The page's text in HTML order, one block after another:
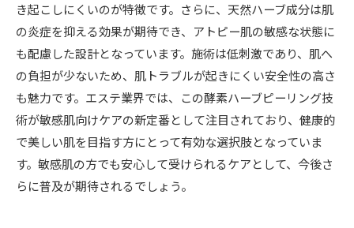
き起こしにくいのが特徴です。さらに、天然ハーブ成分は肌
の炎症を抑える効果が期待でき、アトピー肌の敏感な状態に
も配慮した設計となっています。施術は低刺激であり、肌へ
の負担が少ないため、肌トラブルが起きにくい安全性の高さ
も魅力です。エステ業界では、この酵素ハーブピーリング技
術が敏感肌向けケアの新定番として注目されており、健康的
で美しい肌を目指す方にとって有効な選択肢となっていま
す。敏感肌の方でも安心して受けられるケアとして、今後さ
らに普及が期待されるでしょう。